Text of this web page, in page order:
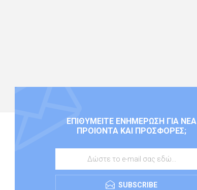
ΕΠΙΘΥΜΕΊΤΕ ΕΝΗΜΈΡΩΣΗ ΓΙΑ ΝΈΑ
ΠΡΟΙΌΝΤΑ ΚΑΙ ΠΡΟΣΦΟΡΈΣ;
SUBSCRIBE